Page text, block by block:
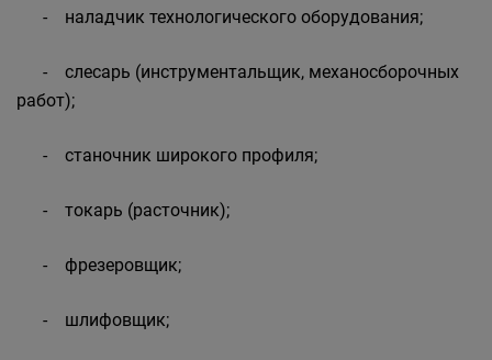
- наладчик технологического оборудования;
- слесарь (инструментальщик, механосборочных
работ);
- станочник широкого профиля;
- токарь (расточник);
- фрезеровщик;
- шлифовщик;